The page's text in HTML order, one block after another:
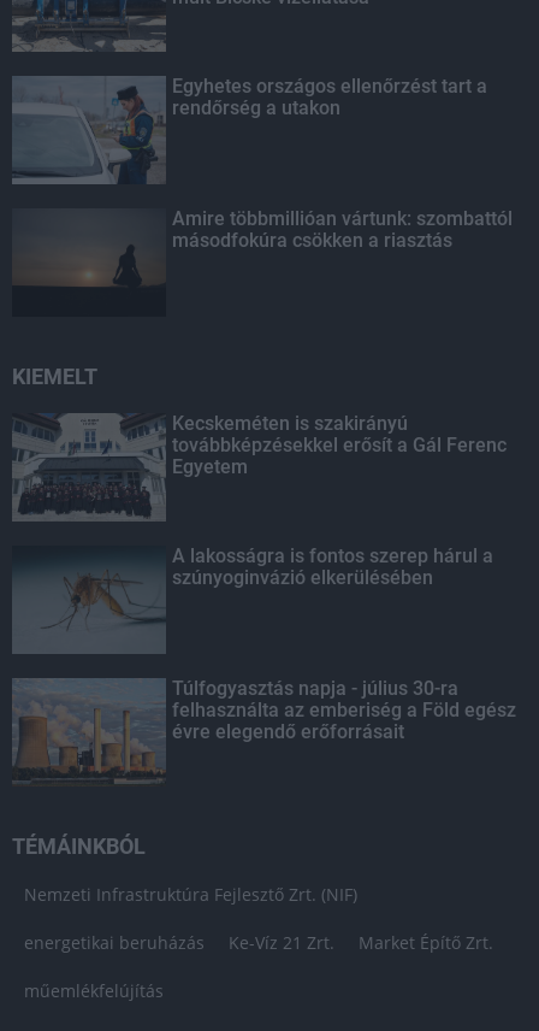
Egyhetes országos ellenőrzést tart a
rendőrség a utakon
Amire többmillióan vártunk: szombattól
másodfokúra csökken a riasztás
KIEMELT
Kecskeméten is szakirányú
továbbképzésekkel erősít a Gál Ferenc
Egyetem
A lakosságra is fontos szerep hárul a
szúnyoginvázió elkerülésében
Túlfogyasztás napja - július 30-ra
felhasználta az emberiség a Föld egész
évre elegendő erőforrásait
TÉMÁINKBÓL
Nemzeti Infrastruktúra Fejlesztő Zrt. (NIF)
energetikai beruházás Ke-Víz 21 Zrt. Market Építő Zrt.
műemlékfelújítás